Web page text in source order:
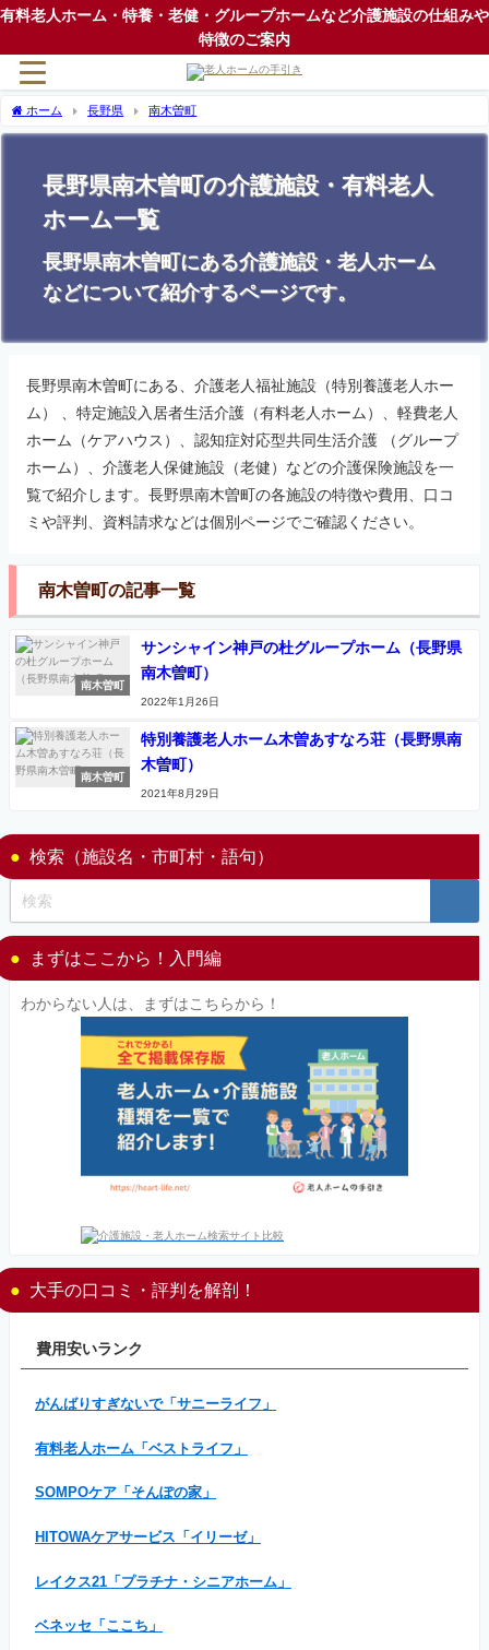
有料老人ホーム・特養・老健・グループホームなど介護施設の仕組みや
特徴のご案内
ホーム 長野県 南木曽町
長野県南木曽町の介護施設・有料老人
ホーム一覧
長野県南木曽町にある介護施設・老人ホーム
などについて紹介するページです。
長野県南木曽町にある、介護老人福祉施設（特別養護老人ホー
ム） 、特定施設入居者生活介護（有料老人ホーム）、軽費老人
ホーム（ケアハウス）、認知症対応型共同生活介護 （グループ
ホーム）、介護老人保健施設（老健）などの介護保険施設を一
覧で紹介します。長野県南木曽町の各施設の特徴や費用、口コ
ミや評判、資料請求などは個別ページでご確認ください。
南木曽町の記事一覧
南木曽町
サンシャイン神戸の杜グループホーム（長野県
南木曽町）
2022年1月26日
南木曽町
特別養護老人ホーム木曽あすなろ荘（長野県南
木曽町）
2021年8月29日
検索（施設名・市町村・語句）
まずはここから！入門編
わからない人は、まずはこちらから！
大手の口コミ・評判を解剖！
費用安いランク
がんばりすぎないで「サニーライフ」
有料老人ホーム「ベストライフ」
SOMPOケア「そんぽの家」
HITOWAケアサービス「イリーゼ」
レイクス21「プラチナ・シニアホーム」
ベネッセ「ここち」